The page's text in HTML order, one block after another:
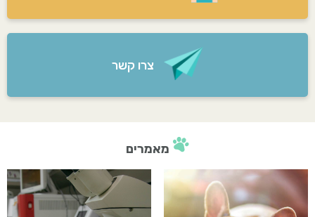
צרו קשר
מאמרים